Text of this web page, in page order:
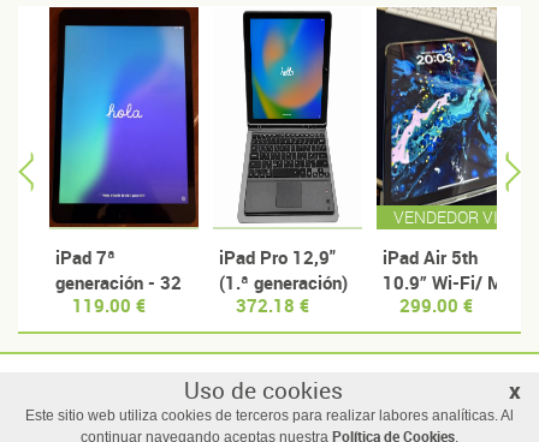
iPad 7ª
generación - 32
GB - Wi-Fi
119.00 €
iPad Pro 12,9"
(1.ª generación)
372.18 €
VENDEDOR VIP
iPad Air 5th
10.9” Wi-Fi/ M1/
64GB/ Azul
299.00 €
© Manzanas usadas
Todos los derechos reservados |Términos y condiciones de uso
Uso de cookies x
Este sitio web utiliza cookies de terceros para realizar labores analíticas. Al
continuar navegando aceptas nuestra Política de Cookies.